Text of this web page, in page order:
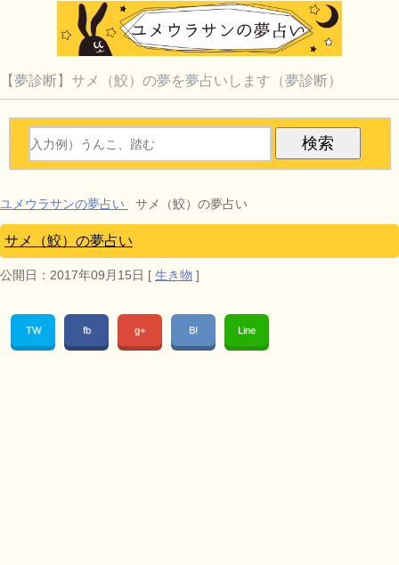
【夢診断】サメ（鮫）の夢を夢占いします（夢診断）
ユメウラサンの夢占い サメ（鮫）の夢占い
サメ（鮫）の夢占い
公開日： 2017年09月15日 [ 生き物 ]
TW fb g+ B! Line